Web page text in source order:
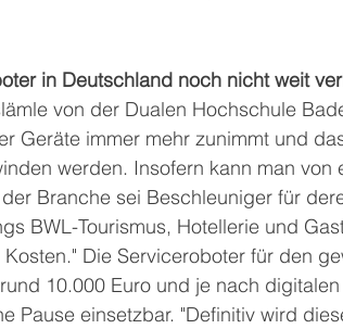
in Deutschland noch nicht weit
von der Dualen Hochschule
Geräte immer mehr zunimmt und
werden. Insofern kann man von
Branche sei Beschleuniger für
BWL-Tourismus, Hotellerie und
Die Serviceroboter für den
10.000 Euro und je nach
Pause einsetzbar. "Definitiv wird